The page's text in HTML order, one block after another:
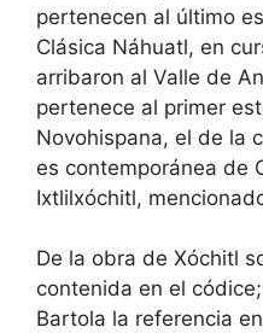
pertenecen al último
Clásica Náhuatl, en
arribaron al Valle de
pertenece al primer
Novohispana, el de la
es contemporánea de
Ixtlilxóchitl,
De la obra de Xóchitl
contenida en el
Bartola la referencia